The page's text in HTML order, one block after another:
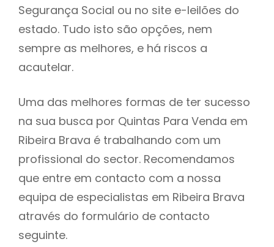
Segurança Social ou no site e-leilões do
estado. Tudo isto são opções, nem
sempre as melhores, e há riscos a
acautelar.
Uma das melhores formas de ter sucesso
na sua busca por Quintas Para Venda em
Ribeira Brava é trabalhando com um
profissional do sector. Recomendamos
que entre em contacto com a nossa
equipa de especialistas em Ribeira Brava
através do formulário de contacto
seguinte.